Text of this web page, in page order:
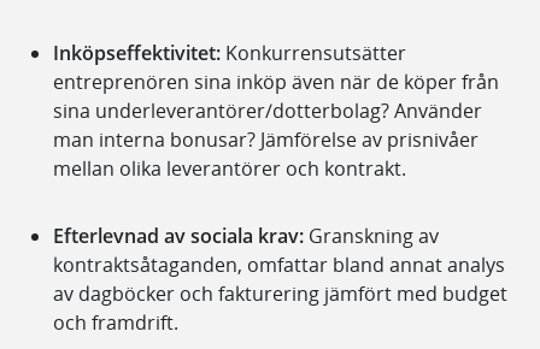
Inköpseffektivitet: Konkurrensutsätter
entreprenören sina inköp även när de köper från
sina underleverantörer/dotterbolag? Använder
man interna bonusar? Jämförelse av prisnivåer
mellan olika leverantörer och kontrakt.
Efterlevnad av sociala krav: Granskning av
kontraktsåtaganden, omfattar bland annat analys
av dagböcker och fakturering jämfört med budget
och framdrift.